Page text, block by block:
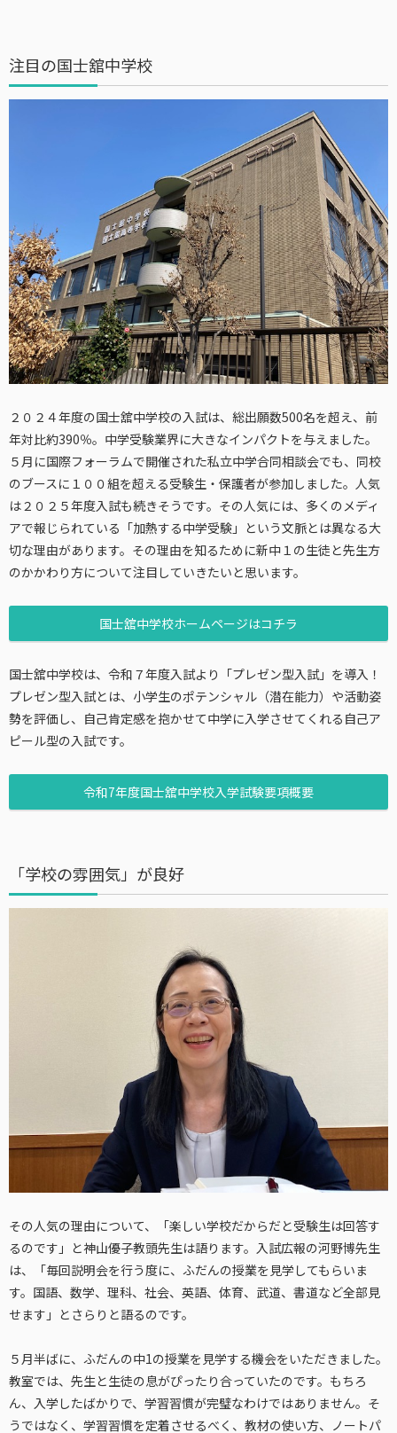
注目の国士舘中学校
２０２４年度の国士舘中学校の入試は、総出願数500名を超え、前
年対比約390％。中学受験業界に大きなインパクトを与えました。
５月に国際フォーラムで開催された私立中学合同相談会でも、同校
のブースに１００組を超える受験生・保護者が参加しました。人気
は２０２５年度入試も続きそうです。その人気には、多くのメディ
アで報じられている「加熱する中学受験」という文脈とは異なる大
切な理由があります。その理由を知るために新中１の生徒と先生方
のかかわり方について注目していきたいと思います。
国士舘中学校ホームページはコチラ
国士舘中学校は、令和７年度入試より「プレゼン型入試」を導入！
プレゼン型入試とは、小学生のポテンシャル（潜在能力）や活動姿
勢を評価し、自己肯定感を抱かせて中学に入学させてくれる自己ア
ピール型の入試です。
令和7年度国士舘中学校入学試験要項概要
「学校の雰囲気」が良好
その人気の理由について、「楽しい学校だからだと受験生は回答す
るのです」と神山優子教頭先生は語ります。入試広報の河野博先生
は、「毎回説明会を行う度に、ふだんの授業を見学してもらいま
す。国語、数学、理科、社会、英語、体育、武道、書道など全部見
せます」とさらりと語るのです。
５月半ばに、ふだんの中1の授業を見学する機会をいただきました。
教室では、先生と生徒の息がぴったり合っていたのです。もちろ
ん、入学したばかりで、学習習慣が完璧なわけではありません。そ
うではなく、学習習慣を定着させるべく、教材の使い方、ノートパ